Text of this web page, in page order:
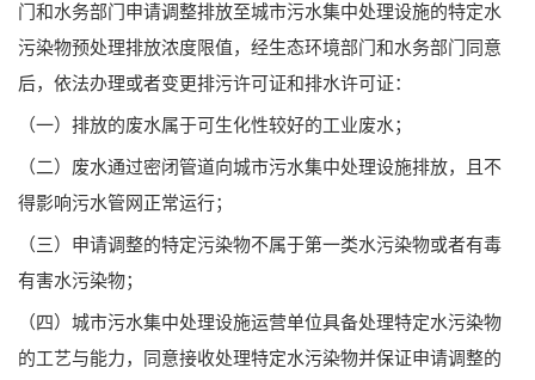
门和水务部门申请调整排放至城市污水集中处理设施的特定水
污染物预处理排放浓度限值，经生态环境部门和水务部门同意
后，依法办理或者变更排污许可证和排水许可证：
（一）排放的废水属于可生化性较好的工业废水；
（二）废水通过密闭管道向城市污水集中处理设施排放，且不
得影响污水管网正常运行；
（三）申请调整的特定污染物不属于第一类水污染物或者有毒
有害水污染物；
（四）城市污水集中处理设施运营单位具备处理特定水污染物
的工艺与能力，同意接收处理特定水污染物并保证申请调整的